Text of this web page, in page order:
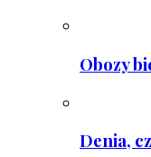
Obozy
Denia,